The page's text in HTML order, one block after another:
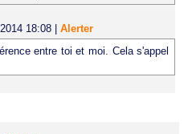
18:08
Alerter
entre toi et moi. Cela s'appel